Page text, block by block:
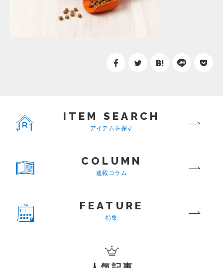
ITEM SEARCH
アイテムを探す
COLUMN
連載コラム
FEATURE
特集